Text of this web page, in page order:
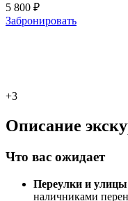
5 800 ₽
Забронировать
+3
Описание
Что вас ожидает
Переулки и улицы
наличниками